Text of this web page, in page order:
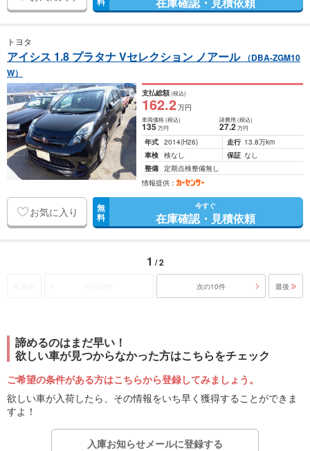
トヨタ
アイシス 1.8 プラタナ Vセレクション ノアール （DBA-ZGM10
W）
支払総額(税込)
162.2万円
車両価格(税込)
135万円
諸費用 (税込)
27.2 万円
年式 2014(H26) 走行 13.8万km
車検 検なし 保証 なし
整備 定期点検整備無し
情報提供：
お気に入り 無
料
今すぐ
在庫確認・見積依頼
1 / 2
次の10件 最後
諦めるのはまだ早い！
欲しい車が見つからなかった方はこちらをチェック
ご希望の条件がある方はこちらから登録してみましょう。
欲しい車が入荷したら、その情報をいち早く獲得することができま
すよ！
入庫お知らせメールに登録する